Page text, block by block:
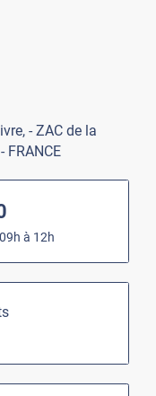
- ZAC de la
FRANCE
à 12h